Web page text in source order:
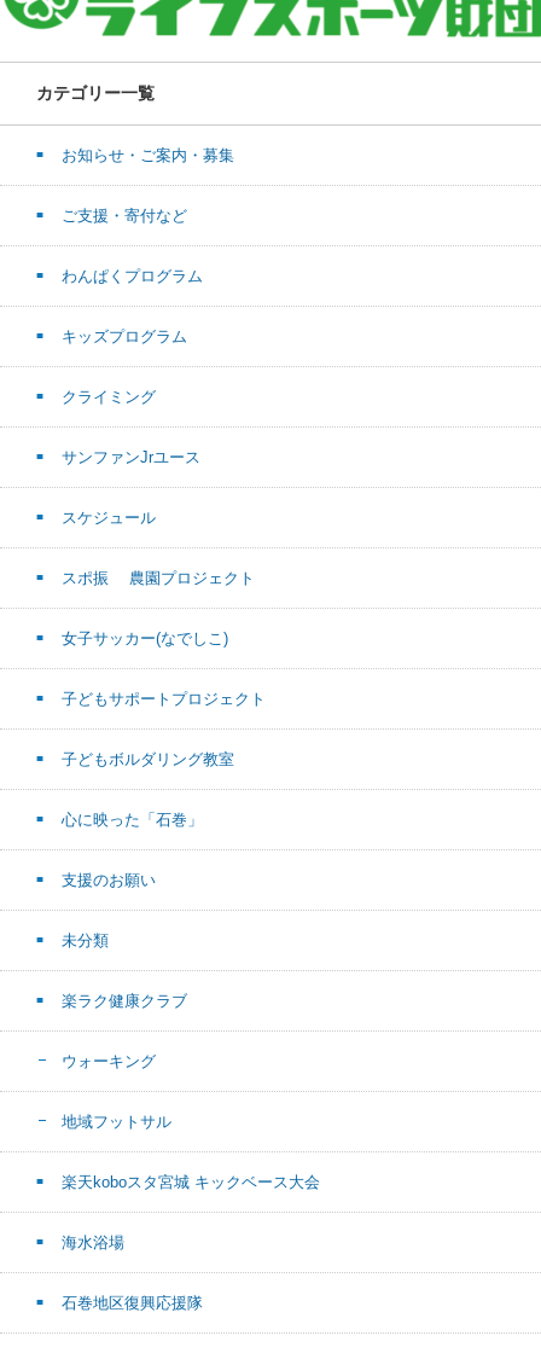
カテゴリー一覧
お知らせ・ご案内・募集
ご支援・寄付など
わんぱくプログラム
キッズプログラム
クライミング
サンファンJrユース
スケジュール
スポ振 農園プロジェクト
女子サッカー(なでしこ)
子どもサポートプロジェクト
子どもボルダリング教室
心に映った「石巻」
支援のお願い
未分類
楽ラク健康クラブ
ウォーキング
地域フットサル
楽天koboスタ宮城 キックベース大会
海水浴場
石巻地区復興応援隊